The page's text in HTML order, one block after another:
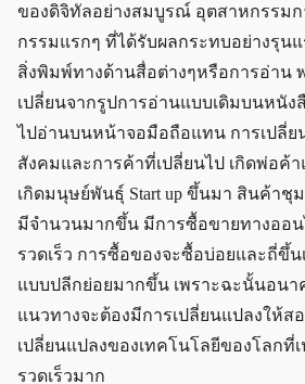
ของดิจิทัลอย่างสมบูรณ์ อุตสาหกรรม
กรรมแรกๆ ที่ได้รับผลกระทบอย่างรุนแ
สิ่งพิมพ์ทางด้านสื่อต่างๆหรือการอ่าน
เปลี่ยนจากรูปการอ่านแบบเดิมบนหนัง
ไปอ่านบนหน้าจอมือถือแทน การเปลี่ย
สังคมและการค้าที่เปลี่ยนไป เกิดพ่อค้
เกิดมนุษย์พันธุ์ Start up ขึ้นมา สินค้าชุ
มีจำนวนมากขึ้น มีการซื้อขายทางออ
รวดเร็ว การซื้อของจะซื้อบ่อยและถี่ขึ้
แบบปลีกย่อยมากขึ้น เพราะฉะนั้นอนา
แนวทางจะต้องมีการเปลี่ยนแปลงให้ส
เปลี่ยนแปลงของเทคโนโลยีของโลกที่
รวดเร็วมาก